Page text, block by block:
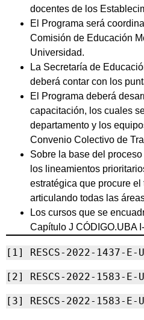
docentes de los
El Programa será
Comisión de Educación
Universidad.
La Secretaría de
deberá contar con los
El Programa deberá
capacitación, los cuales
departamento y los
Convenio Colectivo de
Sobre la base del
los lineamientos
estratégica que procure
articulando todas las
Los cursos que se
Capítulo J CÓDIGO.UBA
[1] RESCS-2022-1437-E-
[2] RESCS-2022-1583-E-
[3] RESCS-2022-1583-E-